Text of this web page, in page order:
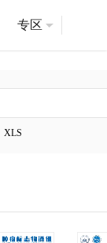
专区
XLS